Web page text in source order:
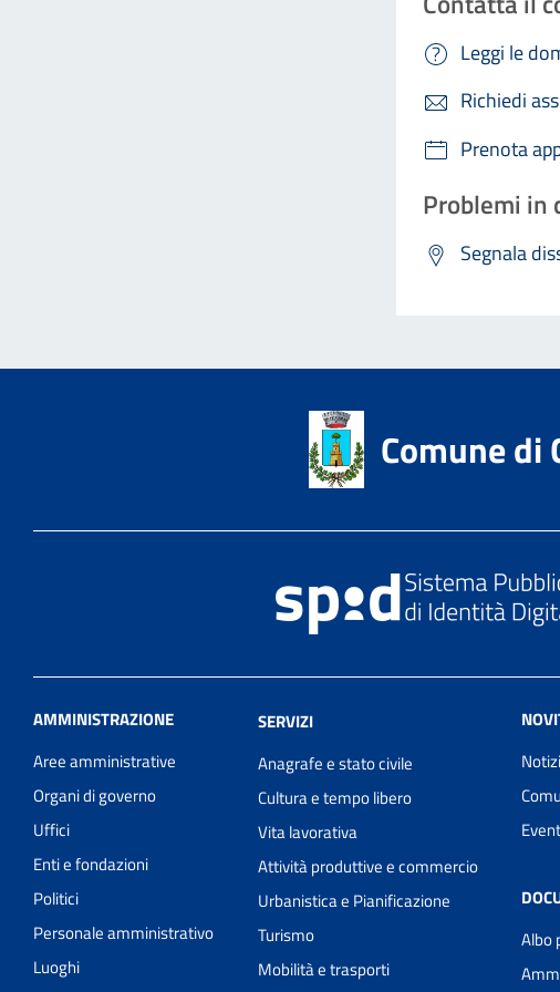
Leggi le
Richiedi
Prenota
Problemi in
Segnala
Comune di
AMMINISTRAZIONE
Aree amministrative
Organi di governo
Uffici
Enti e fondazioni
Politici
Personale amministrativo
Luoghi
SERVIZI
Anagrafe e stato civile
Cultura e tempo libero
Vita lavorativa
Attività produttive e commercio
Urbanistica e Pianificazione
Turismo
Mobilità e trasporti
Albo